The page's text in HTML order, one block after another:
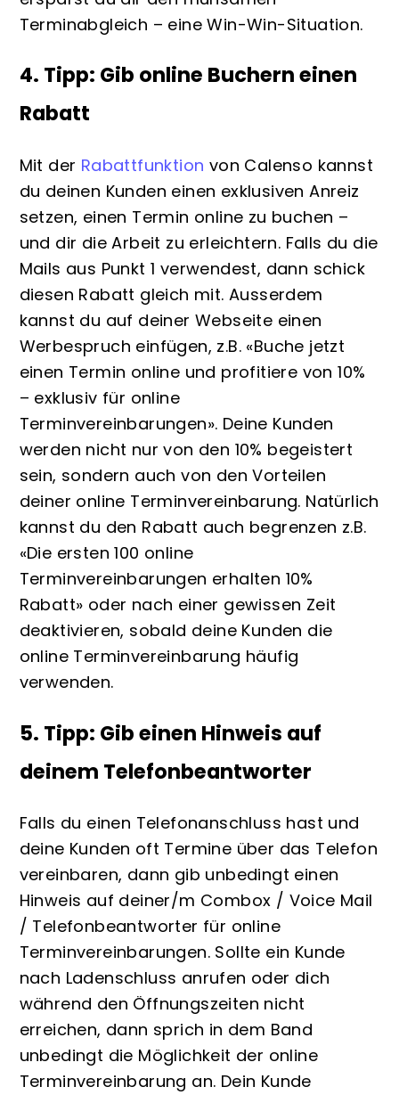
Terminabgleich – eine Win-Win-Situation.
4. Tipp: Gib online Buchern einen
Rabatt
Mit der Rabattfunktion von Calenso kannst
du deinen Kunden einen exklusiven Anreiz
setzen, einen Termin online zu buchen –
und dir die Arbeit zu erleichtern. Falls du die
Mails aus Punkt 1 verwendest, dann schick
diesen Rabatt gleich mit. Ausserdem
kannst du auf deiner Webseite einen
Werbespruch einfügen, z.B. «Buche jetzt
einen Termin online und profitiere von 10%
– exklusiv für online
Terminvereinbarungen». Deine Kunden
werden nicht nur von den 10% begeistert
sein, sondern auch von den Vorteilen
deiner online Terminvereinbarung. Natürlich
kannst du den Rabatt auch begrenzen z.B.
«Die ersten 100 online
Terminvereinbarungen erhalten 10%
Rabatt» oder nach einer gewissen Zeit
deaktivieren, sobald deine Kunden die
online Terminvereinbarung häufig
verwenden.
5. Tipp: Gib einen Hinweis auf
deinem Telefonbeantworter
Falls du einen Telefonanschluss hast und
deine Kunden oft Termine über das Telefon
vereinbaren, dann gib unbedingt einen
Hinweis auf deiner/m Combox / Voice Mail
/ Telefonbeantworter für online
Terminvereinbarungen. Sollte ein Kunde
nach Ladenschluss anrufen oder dich
während den Öffnungszeiten nicht
erreichen, dann sprich in dem Band
unbedingt die Möglichkeit der online
Terminvereinbarung an. Dein Kunde